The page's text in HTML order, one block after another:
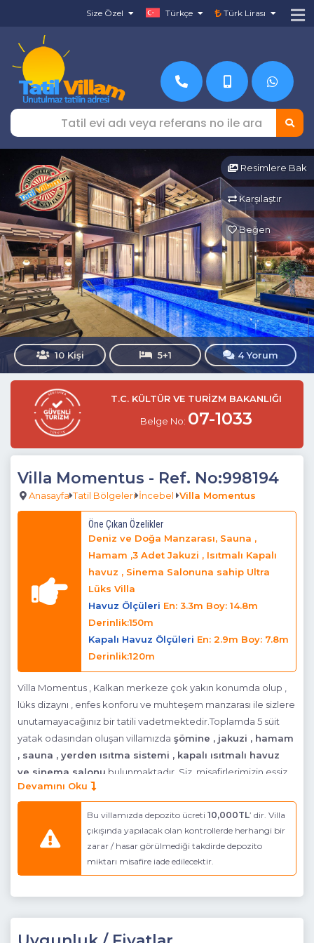
Size Özel Türkçe Türk Lirası
Resimlere Bak
Karşılaştır
Beğen
10 Kişi 5+1 4 Yorum
T.C. KÜLTÜR VE TURİZM BAKANLIĞI
Belge No: 07-1033
Villa Momentus - Ref. No:998194
Anasayfa Tatil Bölgeleri İncebel Villa Momentus
Öne Çıkan Özelikler
Deniz ve Doğa Manzarası, Sauna ,
Hamam ,3 Adet Jakuzi , Isıtmalı Kapalı
havuz , Sinema Salonuna sahip Ultra
Lüks Villa
Havuz Ölçüleri En: 3.3m Boy: 14.8m
Derinlik:150m
Kapalı Havuz Ölçüleri En: 2.9m Boy: 7.8m
Derinlik:120m
Villa Momentus , Kalkan merkeze çok yakın konumda olup ,
lüks dizaynı , enfes konforu ve muhteşem manzarası ile sizlere
unutamayacağınız bir tatili vadetmektedir.Toplamda 5 süit
yatak odasından oluşan villamızda şömine , jakuzi , hamam
, sauna , yerden ısıtma sistemi , kapalı ısıtmalı havuz
ve sinema salonu bulunmaktadır. Siz misafirlerimizin eşsiz
bir tatil geçirmesi için bütün detaylar düşünülmüş ve incelikle
hazırlanmıştır.
Baransel Grup tarafından 17 yıllık villa kiralama ve
inşaat tecrübelerinin birleşiminden yola çıkılarak
tasarlanıp dizayn edilen Villa Momentus, özellik ve
sektöründe standartların çok daha ileriye taşınması
NOT : Bodrum katta , hamam , sauna , ısıtmalı kapalı
Devamını Oku
Bu villamızda depozito ücreti 10,000TL’ dir. Villa
çıkışında yapılacak olan kontrollerde herhangi bir
zarar / hasar görülmediği takdirde depozito
miktarı misafire iade edilecektir.